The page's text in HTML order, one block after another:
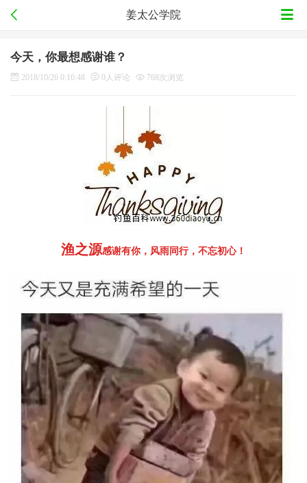
姜太公学院
今天，你最想感谢谁？
2018/10/26 0:10:48 0人评论 768次浏览
渔之源感谢有你，风雨同行，不忘初心！